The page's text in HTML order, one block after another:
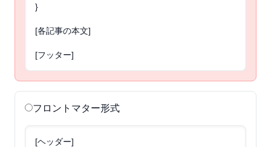
}
[各記事の本文]
[フッター]
フロントマター形式
[ヘッダー]